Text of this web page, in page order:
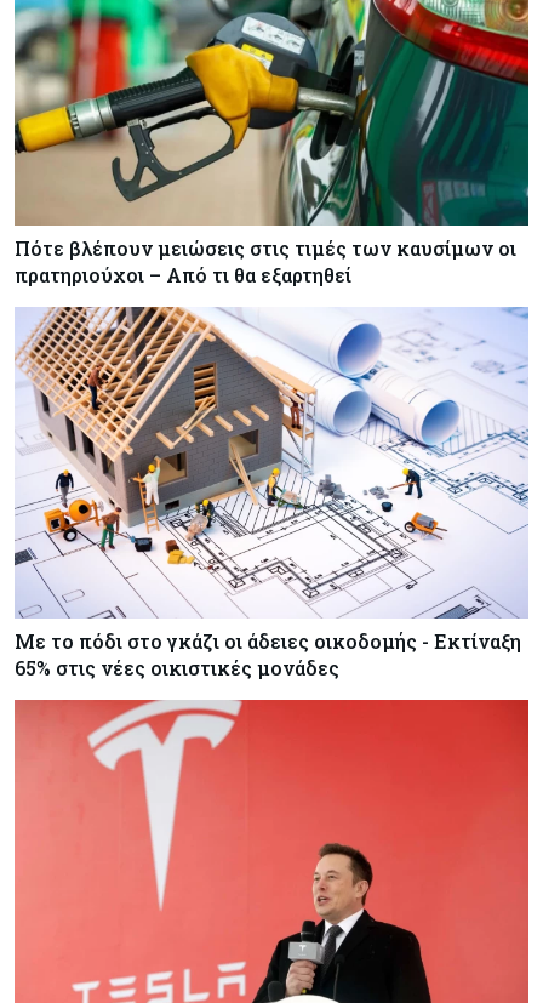
Πότε βλέπουν μειώσεις στις τιμές των καυσίμων οι
πρατηριούχοι – Από τι θα εξαρτηθεί
Με το πόδι στο γκάζι οι άδειες οικοδομής - Εκτίναξη
65% στις νέες οικιστικές μονάδες